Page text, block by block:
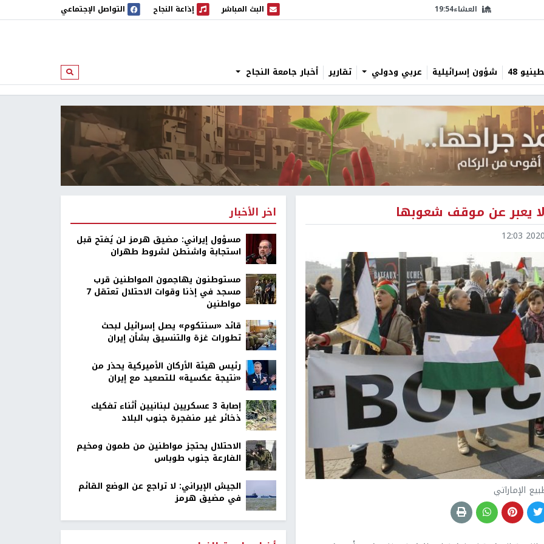
العشاء19:54 البث المباشر
البث المباشر إذاعة النجاح
إذاعة النجاح التواصل الإجتماعي
48 شؤون إسرائيلية عربي ودولي تقارير أخبار جامعة النجاح ابحث
يعبر عن موقف شعوبها
2020-
الإماراتي
اخر الأخبار
مسؤول إيراني: مضيق هرمز لن يُفتح قبل
استجابة واشنطن لشروط طهران
مستوطنون يهاجمون المواطنين قرب
مسجد في إذنا وقوات الاحتلال تعتقل 7
مواطنين
قائد «سنتكوم» يصل إسرائيل لبحث
تطورات غزة والتنسيق بشأن إيران
رئيس هيئة الأركان الأميركية يحذر من
«نتيجة عكسية» للتصعيد مع إيران
إصابة 3 عسكريين لبنانيين أثناء تفكيك
ذخائر غير منفجرة جنوب البلاد
الاحتلال يحتجز مواطنين من طمون ومخيم
الفارعة جنوب طوباس
الجيش الإيراني: لا تراجع عن الوضع القائم
في مضيق هرمز